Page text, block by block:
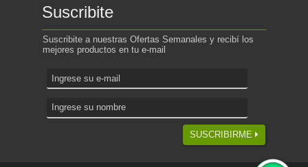
Suscribite
Suscribite a nuestras Ofertas Semanales y recibí los
mejores productos en tu e-mail
SUSCRIBIRME